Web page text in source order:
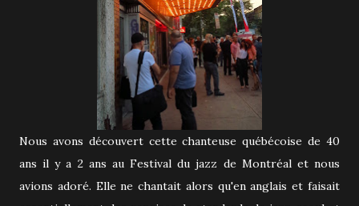
Nous avons découvert cette chanteuse québécoise de 40
ans il y a 2 ans au Festival du jazz de Montréal et nous
avions adoré. Elle ne chantait alors qu'en anglais et faisait